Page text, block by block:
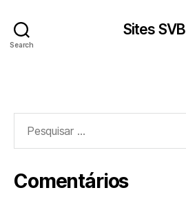
Search
Sites SVB
Comentários